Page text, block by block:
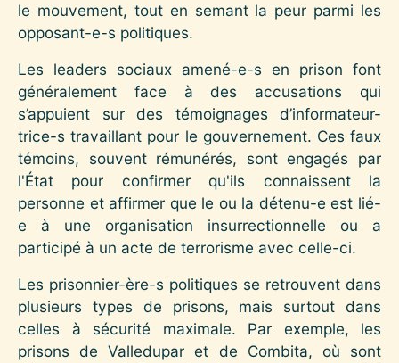
le mouvement, tout en semant la peur parmi les
opposant-e-s politiques.
Les leaders sociaux amené-e-s en prison font
généralement face à des accusations qui
s’appuient sur des témoignages d’informateur-
trice-s travaillant pour le gouvernement. Ces faux
témoins, souvent rémunérés, sont engagés par
l'État pour confirmer qu'ils connaissent la
personne et affirmer que le ou la détenu-e est lié-
e à une organisation insurrectionnelle ou a
participé à un acte de terrorisme avec celle-ci.
Les prisonnier-ère-s politiques se retrouvent dans
plusieurs types de prisons, mais surtout dans
celles à sécurité maximale. Par exemple, les
prisons de Valledupar et de Combita, où sont